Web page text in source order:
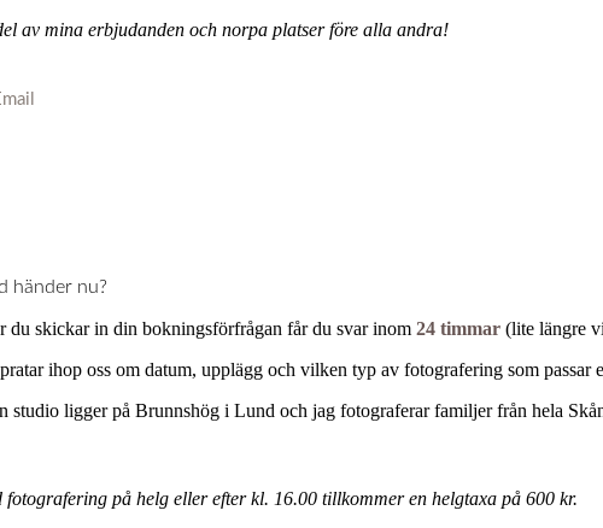
av mina erbjudanden och norpa platser före alla andra!
händer nu?
du skickar in din bokningsförfrågan får du svar inom24 timmar (lite längre
ihop oss om datum, upplägg och vilken typ av fotografering som passar
studio ligger på Brunnshög i Lund och jag fotograferar familjer från hela
fotografering på helg eller efter kl. 16.00 tillkommer en helgtaxa på 600 kr.
taget ska
fungera.
Statistik
För att vi ska
kunna
funktionalitet
och